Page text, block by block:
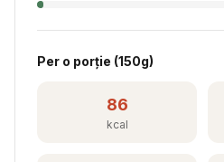
Per o porție (150g)
86
kcal